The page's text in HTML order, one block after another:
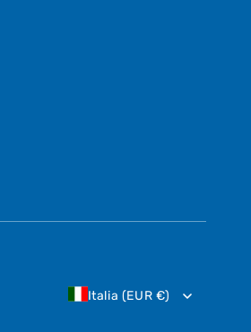
Italia (EUR €)